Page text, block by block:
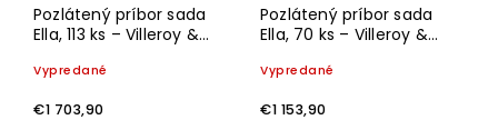
Pozlátený príbor sada
Ella, 113 ks – Villeroy &
Vypredané
€1 703,90
Pozlátený príbor sada
Ella, 70 ks – Villeroy &
Vypredané
€1 153,90